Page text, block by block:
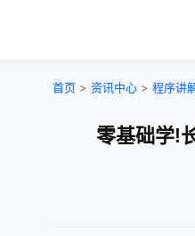
首页 > 资讯中心 > 程序讲
零基础学!